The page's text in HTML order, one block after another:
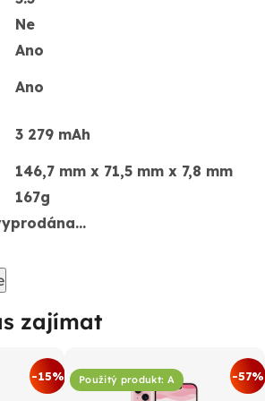
Ne
Ano
Ano
3 279 mAh
146,7 mm x 71,5 mm x 7,8 mm
167g
zajímat
-15% Použitý produkt: A -57%